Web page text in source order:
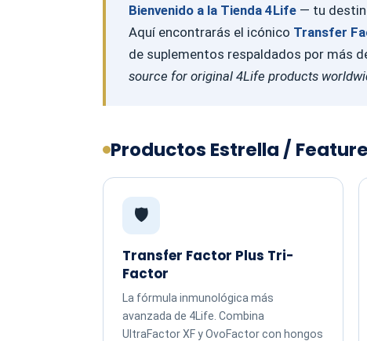
Bienvenido a la Tienda 4Life— tu
Aquí encontrarás el icónico Transfer
de suplementos respaldados por más
source for original 4Life products
Productos Estrella /
🛡️
Transfer Factor Plus Tri-
Factor
La fórmula inmunológica más
avanzada de 4Life. Combina
UltraFactor XF y OvoFactor con hongos